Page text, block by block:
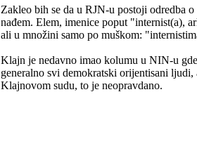
Zakleo bih se da u RJN-u postoji odredba
nađem. Elem, imenice poput "internist(a),
ali u množini samo po muškom:
Klajn je nedavno imao kolumu u NIN-u
generalno svi demokratski orijentisani
Klajnovom sudu, to je neopravdano.